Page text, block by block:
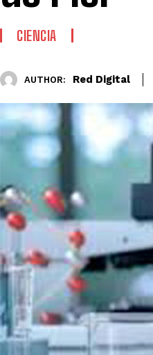
CIENCIA
AUTHOR: Red Digital